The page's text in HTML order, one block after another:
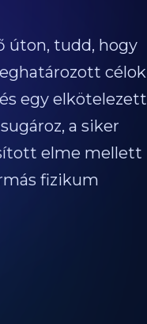
úton, tudd, hogy
célok
egy elkötelezett
a siker
elme mellett
fizikum